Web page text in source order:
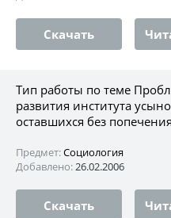
Скачать
Тип работы по теме
развития института
оставшихся без
Предмет:Социология
Добавлено:26.02.2006
Скачать